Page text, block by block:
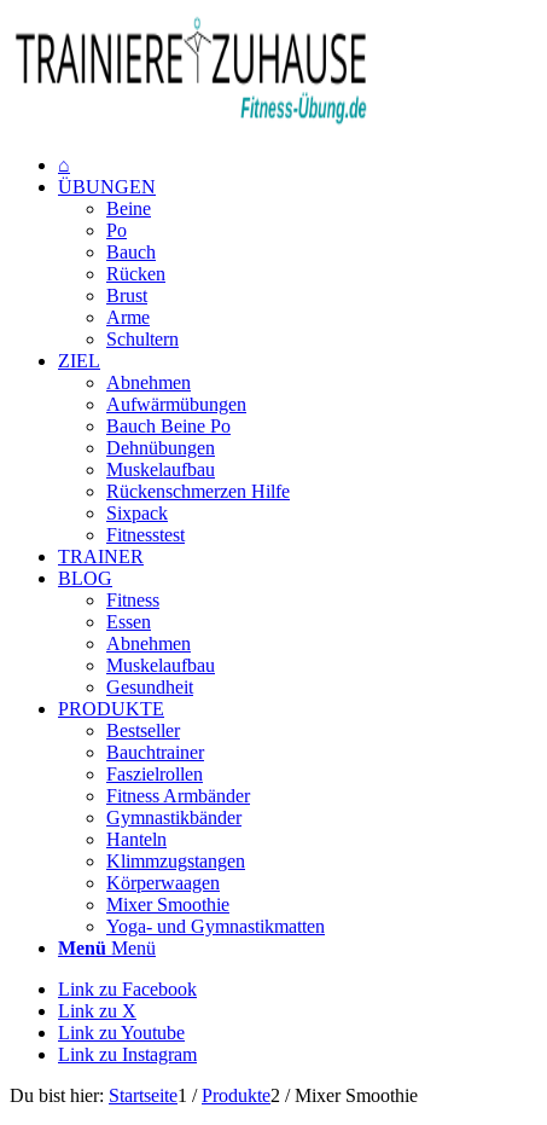
⌂
ÜBUNGEN
Beine
Po
Bauch
Rücken
Brust
Arme
Schultern
ZIEL
Abnehmen
Aufwärmübungen
Bauch Beine Po
Dehnübungen
Muskelaufbau
Rückenschmerzen Hilfe
Sixpack
Fitnesstest
TRAINER
BLOG
Fitness
Essen
Abnehmen
Muskelaufbau
Gesundheit
PRODUKTE
Bestseller
Bauchtrainer
Faszielrollen
Fitness Armbänder
Gymnastikbänder
Hanteln
Klimmzugstangen
Körperwaagen
Mixer Smoothie
Yoga- und Gymnastikmatten
Menü Menü
Link zu Facebook
Link zu X
Link zu Youtube
Link zu Instagram
Du bist hier: Startseite1 / Produkte2 / Mixer Smoothie